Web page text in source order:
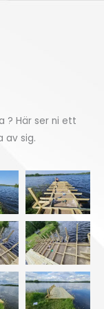
? Här ser ni ett
av sig.